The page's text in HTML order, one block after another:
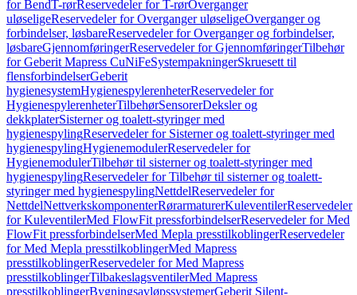
for BendT-rørReservedeler for T-rørOverganger
uløseligeReservedeler for Overganger uløseligeOverganger og
forbindelser, løsbareReservedeler for Overganger og forbindelser,
løsbareGjennomføringerReservedeler for GjennomføringerTilbehør
for Geberit Mapress CuNiFeSystempakningerSkruesett til
flensforbindelserGeberit
hygienesystemHygienespylerenheterReservedeler for
HygienespylerenheterTilbehørSensorerDeksler og
dekkplaterSisterner og toalett-styringer med
hygienespylingReservedeler for Sisterner og toalett-styringer med
hygienespylingHygienemodulerReservedeler for
HygienemodulerTilbehør til sisterner og toalett-styringer med
hygienespylingReservedeler for Tilbehør til sisterner og toalett-
styringer med hygienespylingNettdelReservedeler for
NettdelNettverkskomponenterRørarmaturerKuleventilerReservedeler
for KuleventilerMed FlowFit pressforbindelserReservedeler for Med
FlowFit pressforbindelserMed Mepla presstilkoblingerReservedeler
for Med Mepla presstilkoblingerMed Mapress
presstilkoblingerReservedeler for Med Mapress
presstilkoblingerTilbakeslagsventilerMed Mapress
presstilkoblingerBygningsavløpssystemerGeberit Silent-